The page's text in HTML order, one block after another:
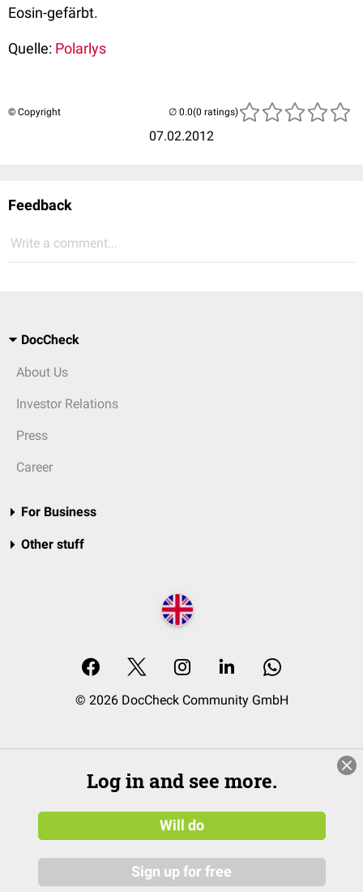
Eosin-gefärbt.
Quelle: Polarlys
© Copyright
07.02.2012
(0 ratings)
Feedback
Write a comment...
DocCheck
About Us
Investor Relations
Press
Career
For Business
Other stuff
© 2026 DocCheck Community GmbH
Log in and see more.
Will do
Sign up for free